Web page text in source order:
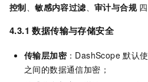
控制 、敏感内容过滤 、审计与合规四
4.3.1 数据传输与存储安全
传输层加密：DashScope 默认
之间的数据通信加密；